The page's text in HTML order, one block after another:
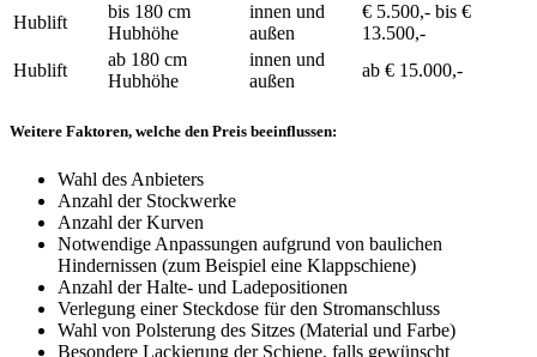
Hublift
bis 180 cm
Hubhöhe
innen und
außen
€ 5.500,- bis €
13.500,-
Hublift
ab 180 cm
Hubhöhe
innen und
außen
ab € 15.000,-
Weitere Faktoren, welche den Preis beeinflussen:
Wahl des Anbieters
Anzahl der Stockwerke
Anzahl der Kurven
Notwendige Anpassungen aufgrund von baulichen
Hindernissen (zum Beispiel eine Klappschiene)
Anzahl der Halte- und Ladepositionen
Verlegung einer Steckdose für den Stromanschluss
Wahl von Polsterung des Sitzes (Material und Farbe)
Besondere Lackierung der Schiene, falls gewünscht